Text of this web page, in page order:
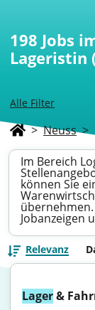
Alle Filter
198 Jobs
Lageristin
> Neuss >
Im Bereich
können Sie
Jobanzeigen
Relevanz
Lager &